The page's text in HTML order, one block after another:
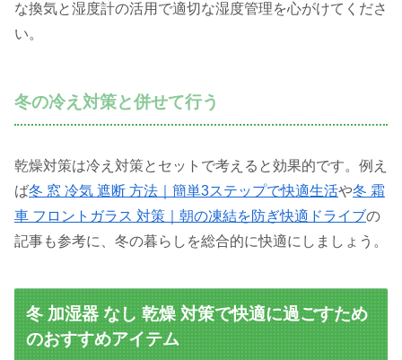
な換気と湿度計の活用で適切な湿度管理を心がけてくださ
い。
冬の冷え対策と併せて行う
乾燥対策は冷え対策とセットで考えると効果的です。例え
ば冬 窓 冷気 遮断 方法｜簡単3ステップで快適生活や冬 霜
車 フロントガラス 対策｜朝の凍結を防ぎ快適ドライブの
記事も参考に、冬の暮らしを総合的に快適にしましょう。
冬 加湿器 なし 乾燥 対策で快適に過ごすため
のおすすめアイテム